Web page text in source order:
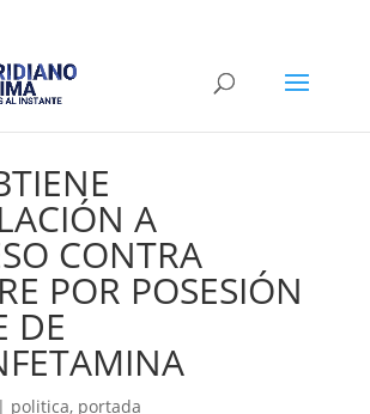
A
CONTRA
POR POSESIÓN
DE
politica, portada